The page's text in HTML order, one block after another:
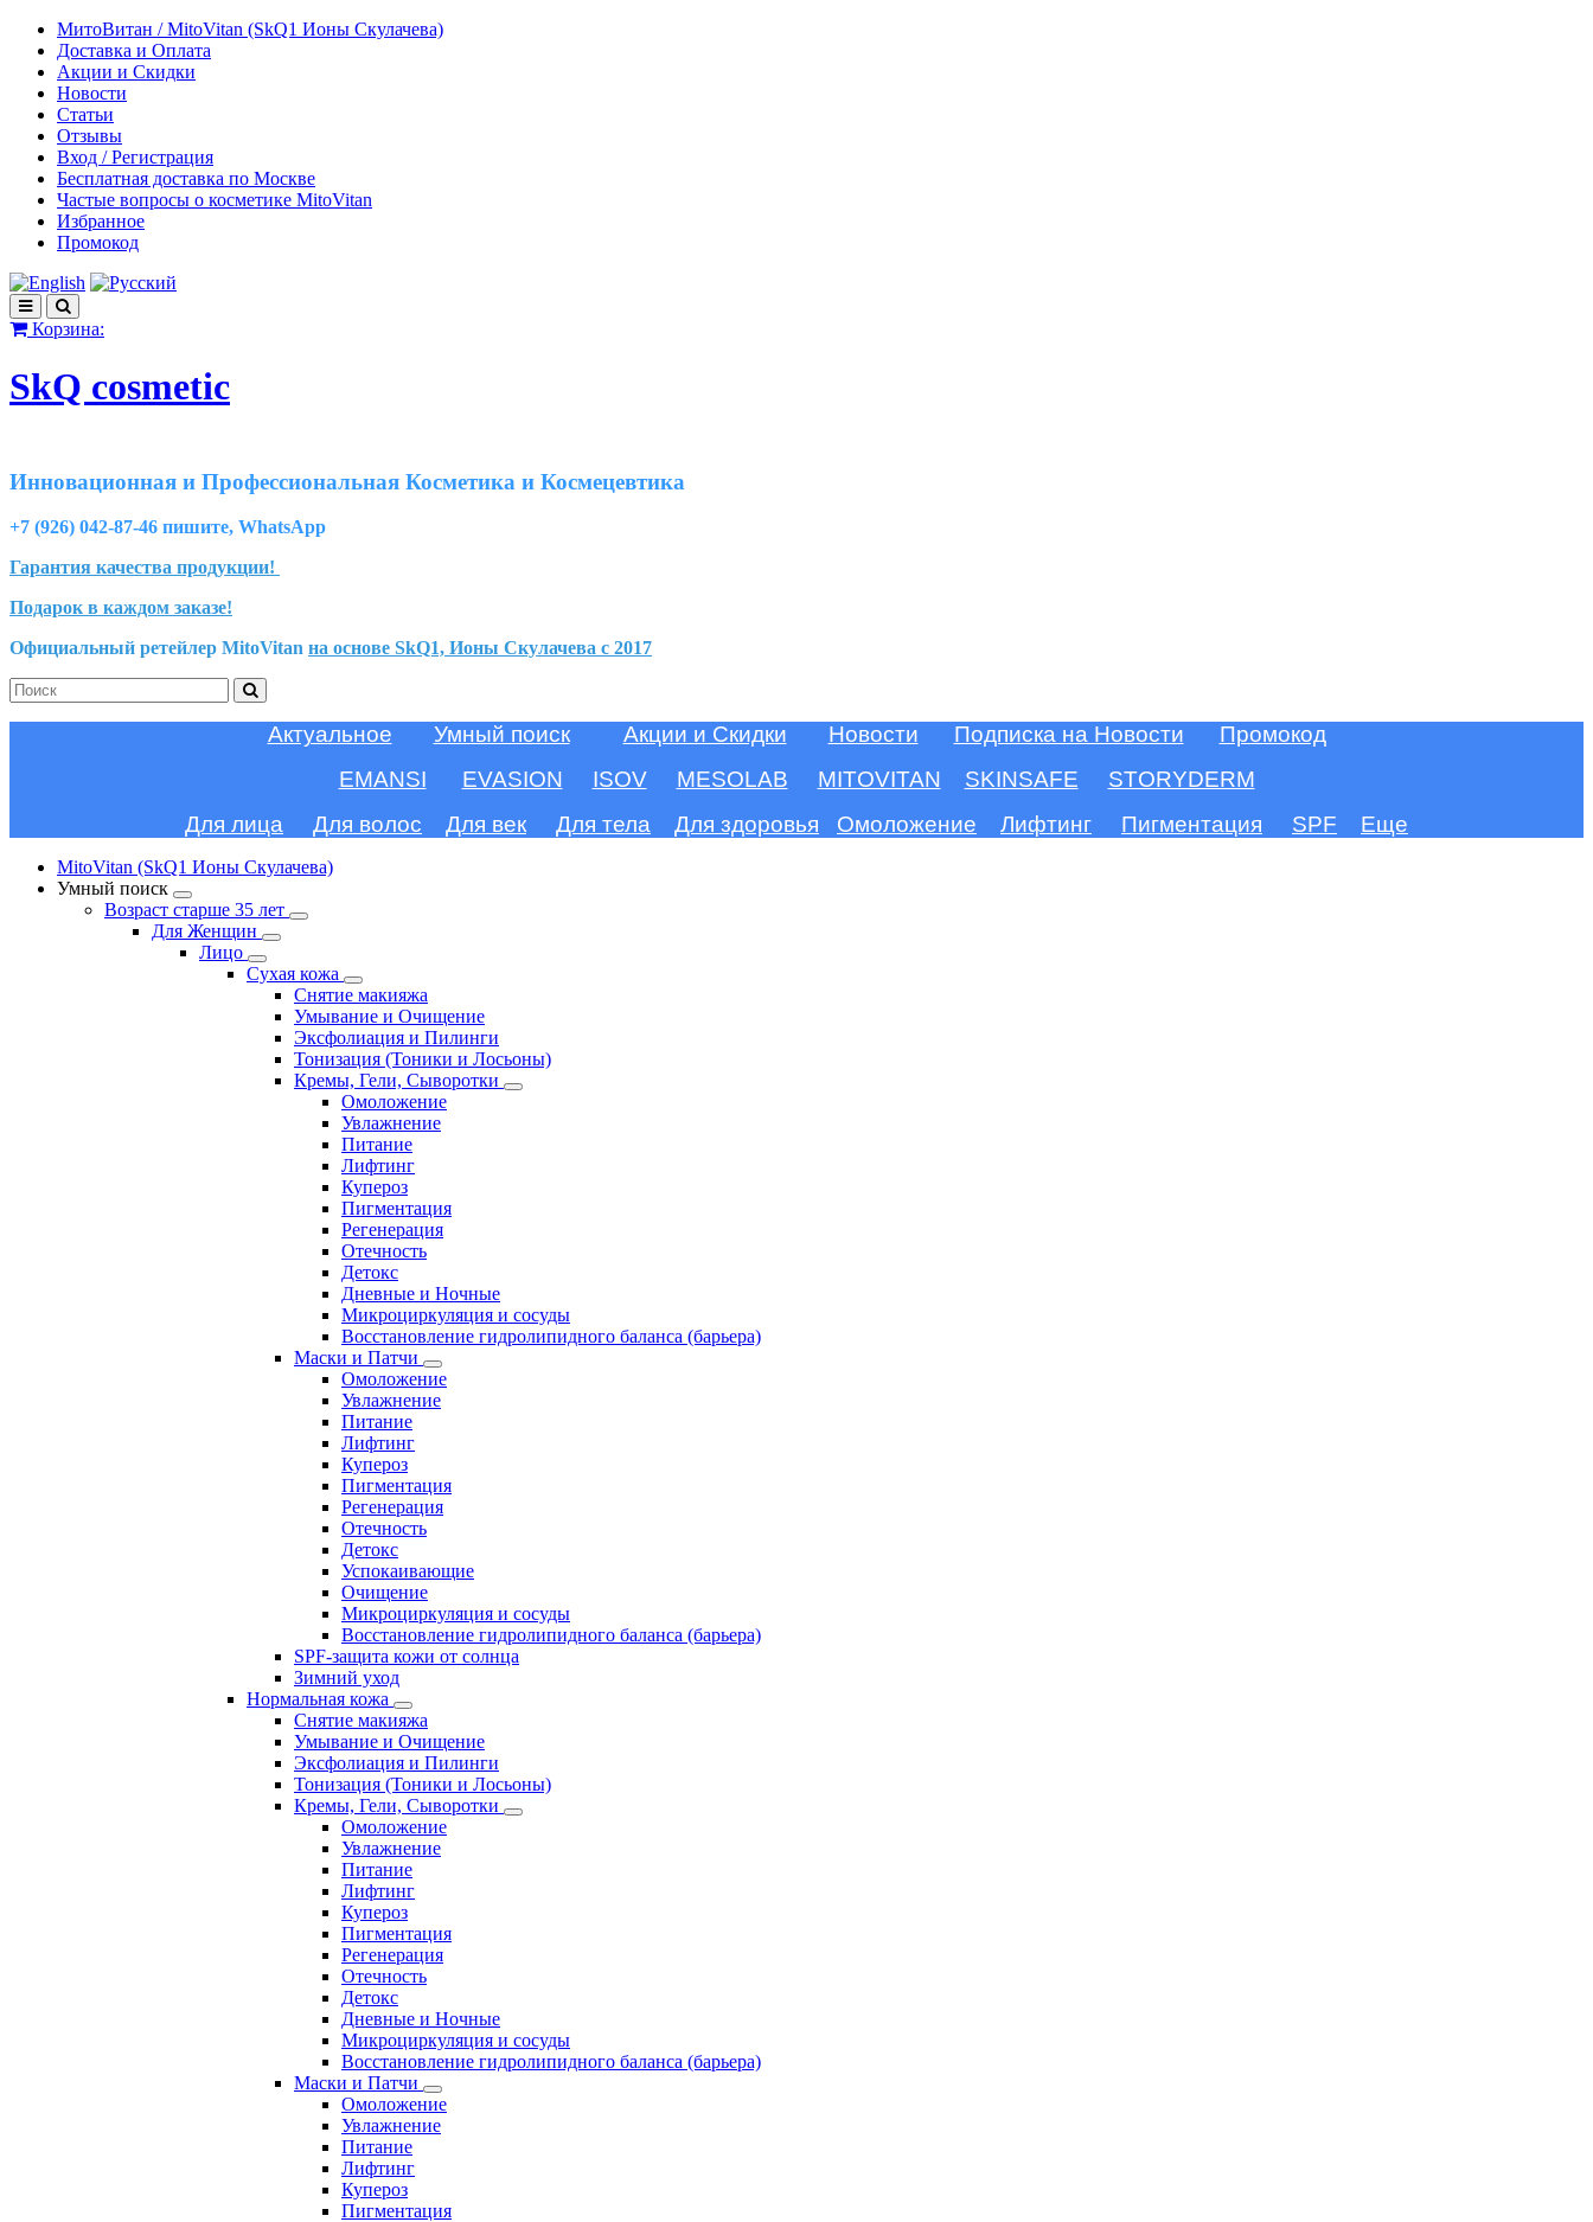
МитоВитан / MitoVitan (SkQ1 Ионы Скулачева)
Доставка и Оплата
Акции и Скидки
Новости
Статьи
Отзывы
Вход / Регистрация
Бесплатная доставка по Москве
Частые вопросы о косметике MitoVitan
Избранное
Промокод
Корзина:
SkQ cosmetic
Инновационная и Профессиональная Косметика и Космецевтика
+7 (926) 042-87-46 пишите, WhatsApp
Гарантия качества продукции!
Подарок в каждом заказе!
Официальный ретейлер MitoVitan на основе SkQ1, Ионы Скулачева c 2017
Актуальное Умный поиск Акции и Скидки Новости Подписка на Новости
Промокод
EMANSI
EVASION ISOV MESOLAB MITOVITAN SKINSAFE
STORYDERM
Для лица
Для волос Для век Для тела Для здоровья Омоложение Лифтинг Пигментация SPF Еще
MitoVitan (SkQ1 Ионы Скулачева)
Умный поиск
Возраст старше 35 лет
Для Женщин
Лицо
Сухая кожа
Снятие макияжа
Умывание и Очищение
Эксфолиация и Пилинги
Тонизация (Тоники и Лосьоны)
Кремы, Гели, Сыворотки
Омоложение
Увлажнение
Питание
Лифтинг
Купероз
Пигментация
Регенерация
Отечность
Детокс
Дневные и Ночные
Микроциркуляция и сосуды
Восстановление гидролипидного баланса (барьера)
Маски и Патчи
Омоложение
Увлажнение
Питание
Лифтинг
Купероз
Пигментация
Регенерация
Отечность
Детокс
Успокаивающие
Очищение
Микроциркуляция и сосуды
Восстановление гидролипидного баланса (барьера)
SPF-защита кожи от солнца
Зимний уход
Нормальная кожа
Снятие макияжа
Умывание и Очищение
Эксфолиация и Пилинги
Тонизация (Тоники и Лосьоны)
Кремы, Гели, Сыворотки
Омоложение
Увлажнение
Питание
Лифтинг
Купероз
Пигментация
Регенерация
Отечность
Детокс
Дневные и Ночные
Микроциркуляция и сосуды
Восстановление гидролипидного баланса (барьера)
Маски и Патчи
Омоложение
Увлажнение
Питание
Лифтинг
Купероз
Пигментация